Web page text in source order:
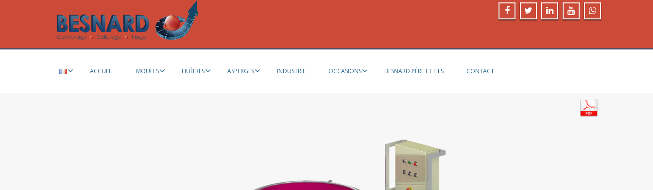
ACCUEIL MOULES HUÎTRES ASPERGES INDUSTRIE OCCASIONS BESNARD PÈRE ET FILS CONTACT